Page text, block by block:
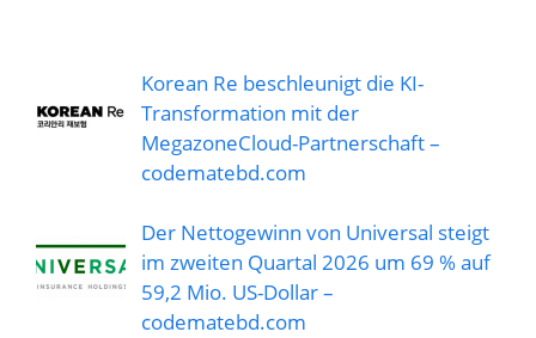
Korean Re beschleunigt die KI-
Transformation mit der
MegazoneCloud-Partnerschaft –
codematebd.com
Der Nettogewinn von Universal steigt
im zweiten Quartal 2026 um 69 % auf
59,2 Mio. US-Dollar –
codematebd.com